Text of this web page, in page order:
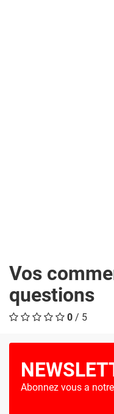
Vos
questions
0 / 5
Abonnez vous a